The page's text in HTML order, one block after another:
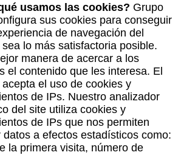
usamos las cookies? Grupo
sus cookies para conseguir
de navegación del
sea lo más satisfactoria posible.
manera de acercar a los
el contenido que les interesa. El
acepta el uso de cookies y
de IPs. Nuestro analizador
del site utiliza cookies y
de IPs que nos permiten
datos a efectos estadísticos como:
la primera visita, número de